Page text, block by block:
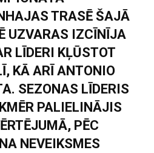
TRASĒ ŠAJĀ
UZVARAS IZCĪNĪJA
LĪDERI KĻŪSTOT
KĀ ARĪ ANTONIO
SEZONAS LĪDERIS
PALIELINĀJIS
PĒC
NEVEIKSMES